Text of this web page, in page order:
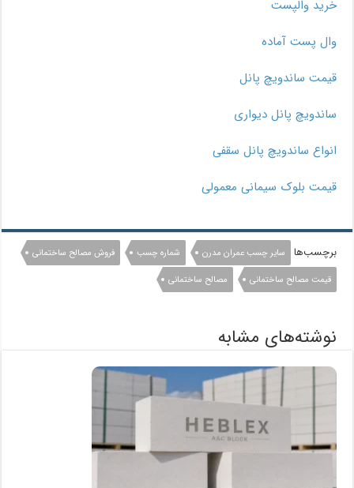
خرید والپست
وال پست آماده
قیمت ساندویچ پانل
ساندویچ پانل دیواری
انواع ساندویچ پانل سقفی
قیمت بلوک سیمانی معمولی
برچسب‌ها سایر چسب عمران مدرن شماره چسب
فروش مصالح ساختمانی
قیمت مصالح ساختمانی
مصالح ساختمانی
نوشته‌های مشابه